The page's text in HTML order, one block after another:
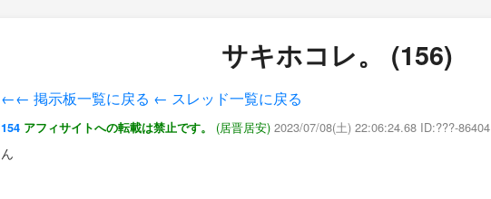
サキホコレ。 (156)
←← 掲示板一覧に戻る ← スレッド一覧に戻る
154 アフィサイトへの転載は禁止です。 (居晋居安) 2023/07/08(土) 22:06:24.68 ID:???-86404
ん